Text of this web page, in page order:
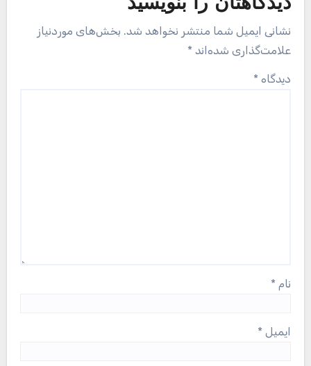
دیدگاهتان را بنویسید
نشانی ایمیل شما منتشر نخواهد شد. بخش‌های موردنیاز
علامت‌گذاری شده‌اند *
دیدگاه *
نام *
ایمیل *